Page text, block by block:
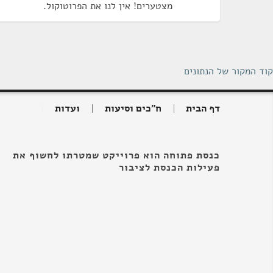
מצטערים! אין לנו את הפרוטוקול.
קוד המקור של הנתונים
דף הבית ח"כים וסיעות ועדות
כנסת פתוחה הוא פרוייקט שמטרתו לחשוף את
פעילות הכנסת לציבור